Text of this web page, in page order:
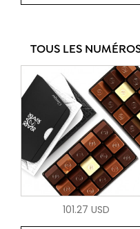
TOUS LES
101.27 USD